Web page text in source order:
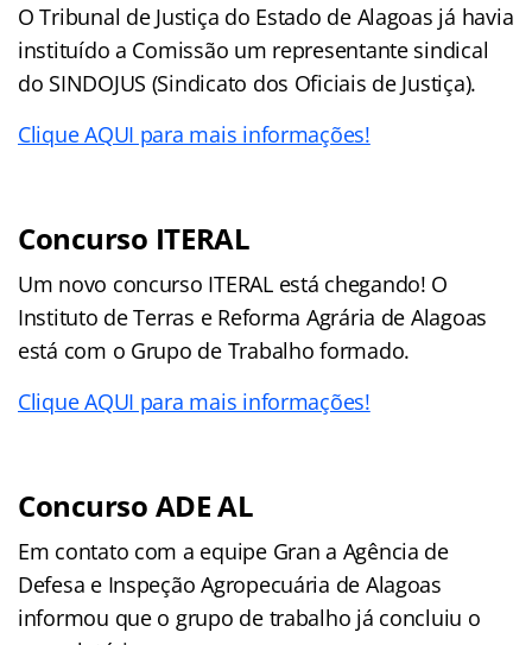
O Tribunal de Justiça do Estado de Alagoas já havia
instituído a Comissão um representante sindical
do SINDOJUS (Sindicato dos Oficiais de Justiça).
Clique AQUI para mais informações!
Concurso ITERAL
Um novo concurso ITERAL está chegando! O
Instituto de Terras e Reforma Agrária de Alagoas
está com o Grupo de Trabalho formado.
Clique AQUI para mais informações!
Concurso ADE AL
Em contato com a equipe Gran a Agência de
Defesa e Inspeção Agropecuária de Alagoas
informou que o grupo de trabalho já concluiu o